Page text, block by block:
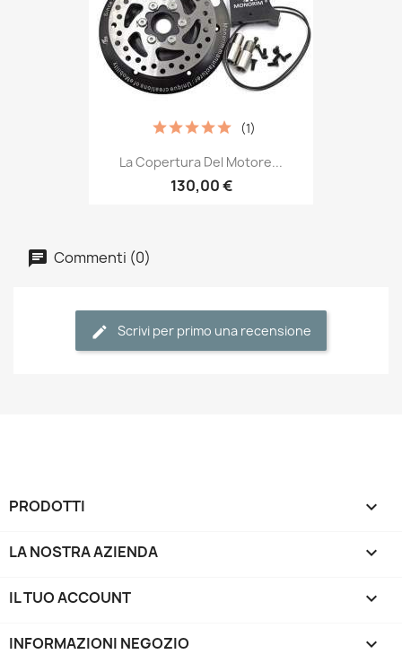
La Copertura Del Motore...
130,00 €
(1)
Commenti (0)
Scrivi per primo una recensione
PRODOTTI 
LA NOSTRA AZIENDA 
IL TUO ACCOUNT 
INFORMAZIONI NEGOZIO keyboard_arrow_down